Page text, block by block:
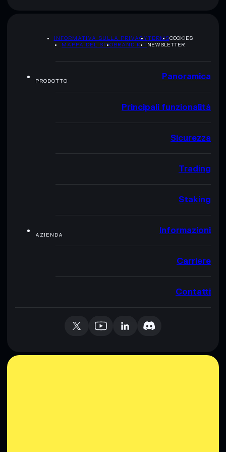
INFORMATIVA SULLA PRIVACYTERMSCOOKIES
MAPPA DEL SITOBRAND KITNEWSLETTER
PRODOTTO Panoramica
Principali funzionalità
Sicurezza
Trading
Staking
AZIENDA Informazioni
Carriere
Contatti